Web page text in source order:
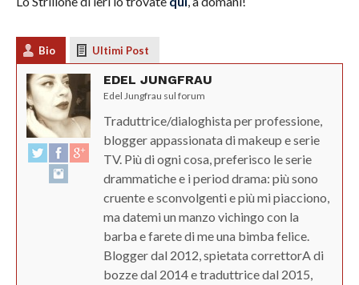
Bio Ultimi Post
EDEL JUNGFRAU
Edel Jungfrau sul forum
Traduttrice/dialoghista per professione,
blogger appassionata di makeup e serie
TV. Più di ogni cosa, preferisco le serie
drammatiche e i period drama: più sono
cruente e sconvolgenti e più mi piacciono,
ma datemi un manzo vichingo con la
barba e farete di me una bimba felice.
Blogger dal 2012, spietata correttorA di
bozze dal 2014 e traduttrice dal 2015,